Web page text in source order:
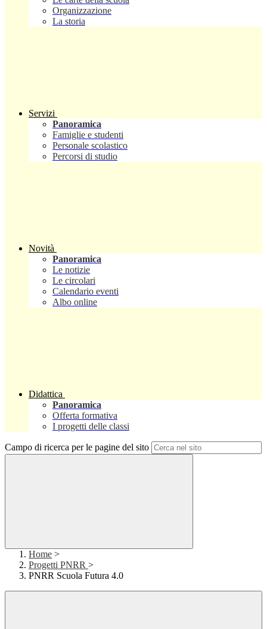
Organizzazione
La storia
Servizi
Panoramica
Famiglie e studenti
Personale scolastico
Percorsi di studio
Novità
Panoramica
Le notizie
Le circolari
Calendario eventi
Albo online
Didattica
Panoramica
Offerta formativa
I progetti delle classi
Campo di ricerca per le pagine del sito
Home >
Progetti PNRR >
PNRR Scuola Futura 4.0